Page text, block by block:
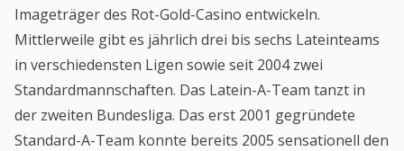
Imageträger des Rot-Gold-Casino entwickeln.
Mittlerweile gibt es jährlich drei bis sechs Lateinteams
in verschiedensten Ligen sowie seit 2004 zwei
Standardmannschaften. Das Latein-A-Team tanzt in
der zweiten Bundesliga. Das erst 2001 gegründete
Standard-A-Team konnte bereits 2005 sensationell den